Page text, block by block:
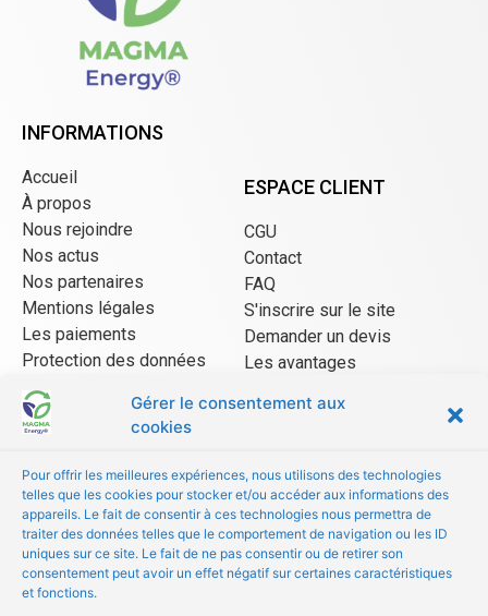
Gérer le consentement aux
cookies
Pour offrir les meilleures expériences, nous utilisons des technologies
telles que les cookies pour stocker et/ou accéder aux informations des
appareils. Le fait de consentir à ces technologies nous permettra de
traiter des données telles que le comportement de navigation ou les ID
uniques sur ce site. Le fait de ne pas consentir ou de retirer son
consentement peut avoir un effet négatif sur certaines caractéristiques
et fonctions.
INFORMATIONS
Accueil
À propos
Nous rejoindre
Nos actus
Nos partenaires
Mentions légales
Les paiements
Protection des données
CGU Mangopay
ESPACE CLIENT
CGU
Contact
FAQ
S'inscrire sur le site
Demander un devis
Les avantages
CGU/CGV
Être référencé
Les avantages
FAQ